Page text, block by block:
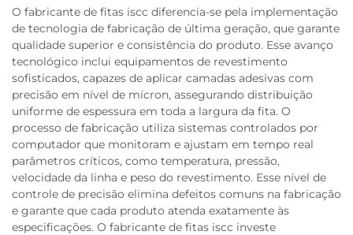
O fabricante de fitas iscc diferencia-se pela implementação
de tecnologia de fabricação de última geração, que garante
qualidade superior e consistência do produto. Esse avanço
tecnológico inclui equipamentos de revestimento
sofisticados, capazes de aplicar camadas adesivas com
precisão em nível de mícron, assegurando distribuição
uniforme de espessura em toda a largura da fita. O
processo de fabricação utiliza sistemas controlados por
computador que monitoram e ajustam em tempo real
parâmetros críticos, como temperatura, pressão,
velocidade da linha e peso do revestimento. Esse nível de
controle de precisão elimina defeitos comuns na fabricação
e garante que cada produto atenda exatamente às
especificações. O fabricante de fitas iscc investe